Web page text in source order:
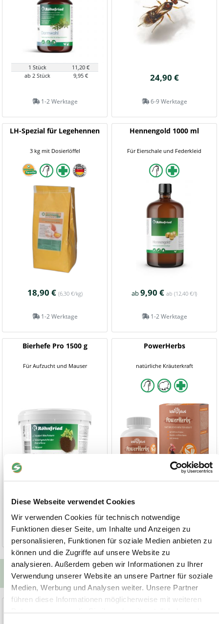
Diese Webseite verwendet Cookies
Wir verwenden Cookies für technisch notwendige
Funktionen dieser Seite, um Inhalte und Anzeigen zu
personalisieren, Funktionen für soziale Medien anbieten zu
können und die Zugriffe auf unsere Website zu
analysieren. Außerdem geben wir Informationen zu Ihrer
Verwendung unserer Website an unsere Partner für soziale
Medien, Werbung und Analysen weiter. Unsere Partner
führen diese Informationen möglicherweise mit weiteren
Daten zusammen, die Sie ihnen bereitgestellt haben oder
1 Stück
11,20 €
ab 2 Stück
9,95 €
1-2 Werktage
24,90 €
6-9 Werktage
LH-Spezial für Legehennen
3 kg mit Dosierlöffel
18,90 € (6,30 €/kg)
1-2 Werktage
Hennengold 1000 ml
Für Eierschale und Federkleid
ab9,90 € ab (12,40 €/l)
1-2 Werktage
Bierhefe Pro 1500 g
Für Aufzucht und Mauser
15,90 €
1-2 Werktage
PowerHerbs
natürliche Kräuterkraft
1-2 Werktage
Unsere Alternativen zum Produkt
MeidArom MeidArom flüssig